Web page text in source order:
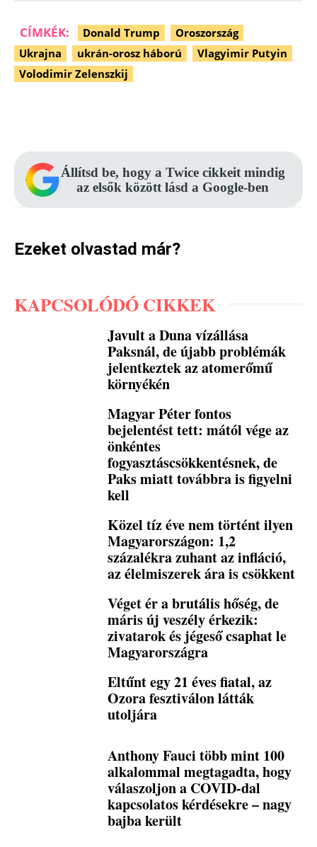
CÍMKÉK: Donald Trump
Oroszország
Ukrajna
ukrán-orosz háború
Vlagyimir Putyin
Volodimir Zelenszkij
Állítsd be, hogy a Twice cikkeit mindig
az elsők között lásd a Google-ben
Ezeket olvastad már?
KAPCSOLÓDÓ CIKKEK
Javult a Duna vízállása
Paksnál, de újabb problémák
jelentkeztek az atomerőmű
környékén
Magyar Péter fontos
bejelentést tett: mától vége az
önkéntes
fogyasztáscsökkentésnek, de
Paks miatt továbbra is figyelni
kell
Közel tíz éve nem történt ilyen
Magyarországon: 1,2
százalékra zuhant az infláció,
az élelmiszerek ára is csökkent
Véget ér a brutális hőség, de
máris új veszély érkezik:
zivatarok és jégeső csaphat le
Magyarországra
Eltűnt egy 21 éves fiatal, az
Ozora fesztiválon látták
utoljára
Anthony Fauci több mint 100
alkalommal megtagadta, hogy
válaszoljon a COVID-dal
kapcsolatos kérdésekre – nagy
bajba került